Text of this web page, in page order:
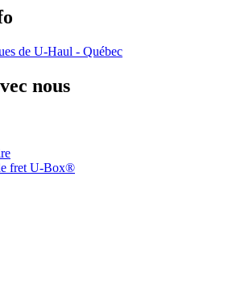
de U-Haul - Québec
nous
fret U-Box®